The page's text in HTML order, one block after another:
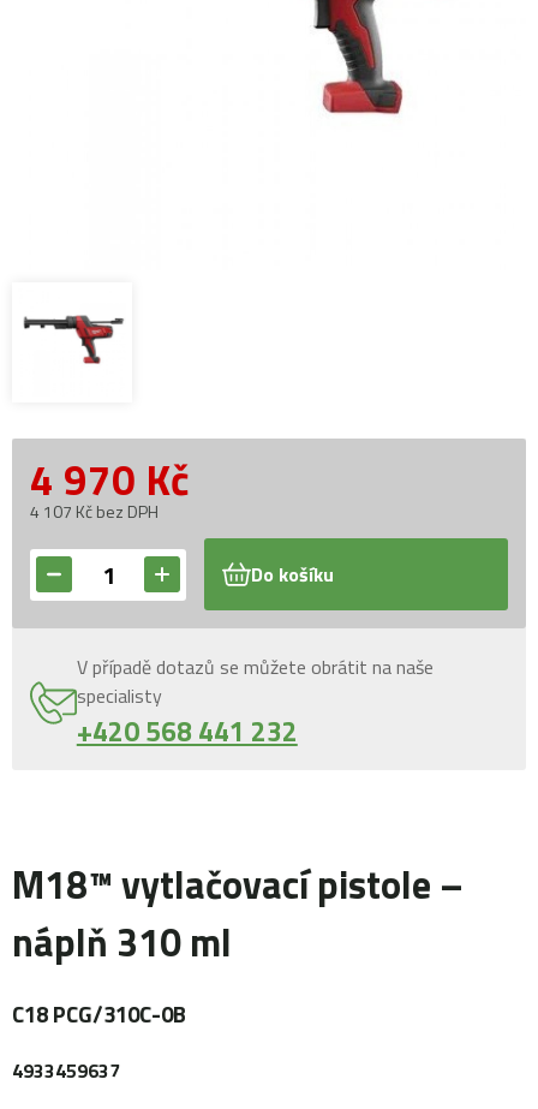
4 970 Kč
4 107 Kč bez DPH
Do košíku
V případě dotazů se můžete obrátit na naše
specialisty
+420 568 441 232
M18™ vytlačovací pistole –
náplň 310 ml
C18 PCG/310C-0B
4933459637